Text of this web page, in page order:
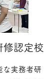
修認定校
な実務者研